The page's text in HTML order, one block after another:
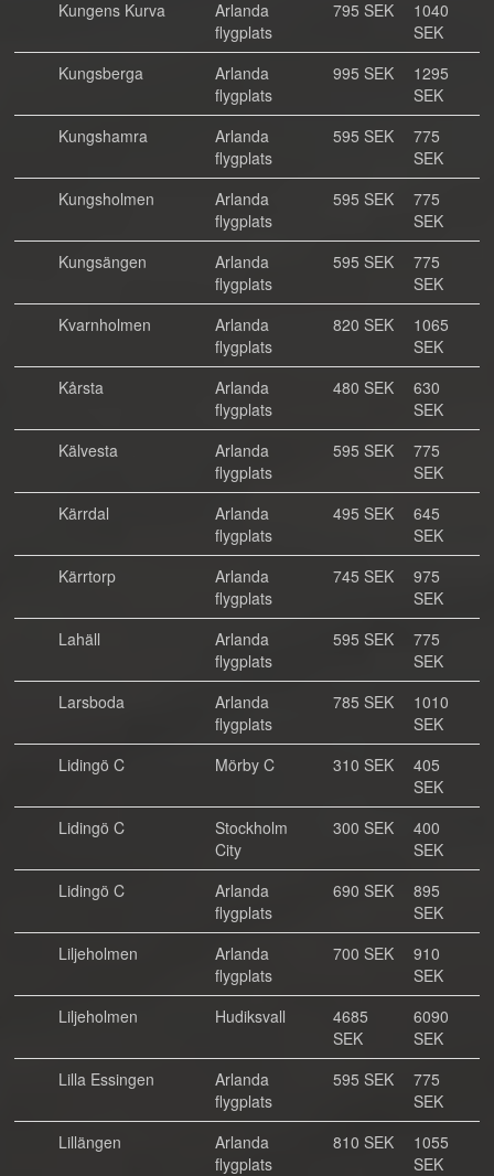
Kungens Kurva
Arlanda
flygplats
795 SEK
1040
SEK
Kungsberga
Arlanda
flygplats
995 SEK
1295
SEK
Kungshamra
Arlanda
flygplats
595 SEK
775
SEK
Kungsholmen
Arlanda
flygplats
595 SEK
775
SEK
Kungsängen
Arlanda
flygplats
595 SEK
775
SEK
Kvarnholmen
Arlanda
flygplats
820 SEK
1065
SEK
Kårsta
Arlanda
flygplats
480 SEK
630
SEK
Kälvesta
Arlanda
flygplats
595 SEK
775
SEK
Kärrdal
Arlanda
flygplats
495 SEK
645
SEK
Kärrtorp
Arlanda
flygplats
745 SEK
975
SEK
Lahäll
Arlanda
flygplats
595 SEK
775
SEK
Larsboda
Arlanda
flygplats
785 SEK
1010
SEK
Lidingö C
Mörby C 310 SEK
405
SEK
Lidingö C
Stockholm
City
300 SEK
400
SEK
Lidingö C
Arlanda
flygplats
690 SEK
895
SEK
Liljeholmen
Arlanda
flygplats
700 SEK
910
SEK
Liljeholmen
Hudiksvall
4685
SEK
6090
SEK
Lilla Essingen
Arlanda
flygplats
595 SEK
775
SEK
Lillängen
Arlanda
flygplats
810 SEK
1055
SEK